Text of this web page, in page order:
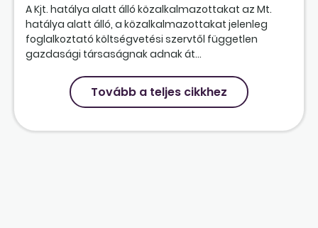
A Kjt. hatálya alatt álló közalkalmazottakat az Mt.
hatálya alatt álló, a közalkalmazottakat jelenleg
foglalkoztató költségvetési szervtől független
gazdasági társaságnak adnak át...
Tovább a teljes cikkhez